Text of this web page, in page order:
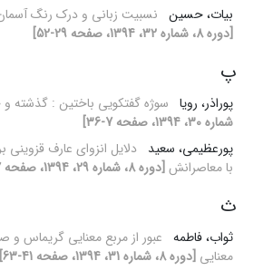
بیات، حسین نسبیت زبانی و درک رنگ
[دوره 8، شماره 32، 1394، صفحه 29-52]
پ
پوراذر، رویا سوژه گفتکویی باختین : گذشته و
شماره 30، 1394، صفحه 7-36]
پورعظیمی، سعید
دلایل انزوای عارف قزوینی
با معاصرانش [دوره 8، شماره 29، 1394، صفحه 117-141]
ث
ثواب، فاطمه عبور از مربع معنایی گریماس و
معنایی [دوره 8، شماره 31، 1394، صفحه 41-63]